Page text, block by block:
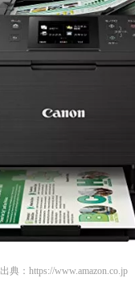
出典： https://www.amazon.co.jp